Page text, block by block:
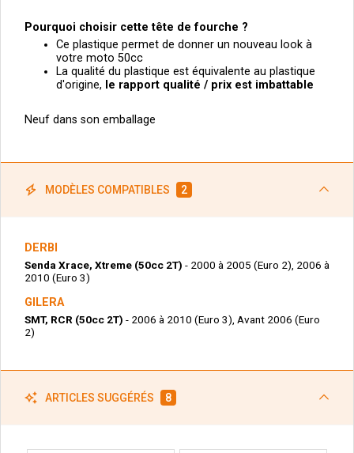
Pourquoi choisir cette tête de fourche ?
Ce plastique permet de donner un nouveau look à
votre moto 50cc
La qualité du plastique est équivalente au plastique
d'origine, le rapport qualité / prix est imbattable
Neuf dans son emballage
MODÈLES COMPATIBLES 2
DERBI
Senda Xrace, Xtreme (50cc 2T) - 2000 à 2005 (Euro 2), 2006 à
2010 (Euro 3)
GILERA
SMT, RCR (50cc 2T) - 2006 à 2010 (Euro 3), Avant 2006 (Euro
2)
ARTICLES SUGGÉRÉS 8